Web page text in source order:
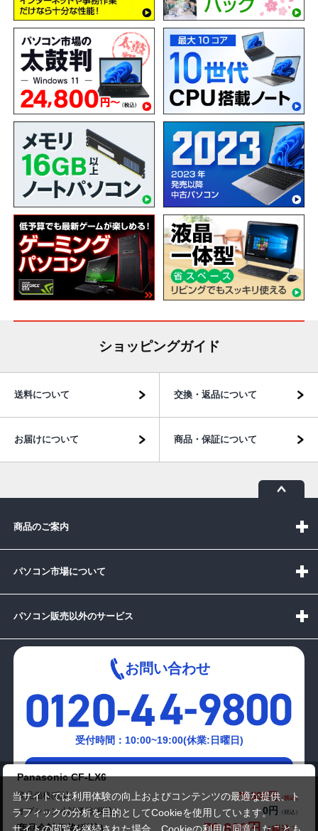
Panasonic CF-LX6
商品価格(税込) 79,800円
オプション小計価格(税込)
0円
商品合計価格(税込)
ショッピングガイド
送料について 交換・返品について
お届けについて 商品・保証について
商品のご案内
パソコン市場について
パソコン販売以外のサービス
お問い合わせ
受付時間：10:00~19:00(休業:日曜日)
メールでの
当サイトでは利用体験の向上およびコンテンツの最適な提供、ト
ラフィックの分析を目的としてCookieを使用しています。